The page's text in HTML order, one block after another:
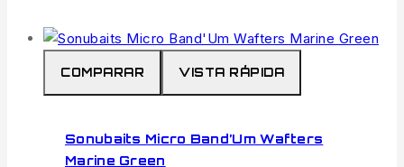
COMPARAR VISTA RÁPIDA
Sonubaits Micro Band’Um Wafters
Marine Green